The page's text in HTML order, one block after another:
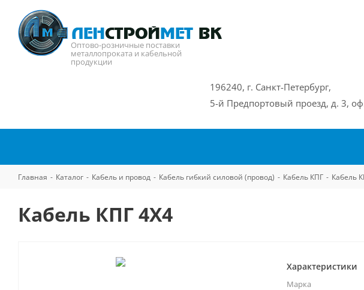
Оптово-розничные поставки
металлопроката и кабельной
продукции
196240, г. Санкт-Петербург,
5-й Предпортовый проезд, д. 3,
Главная - Каталог - Кабель и провод - Кабель гибкий силовой (провод) - Кабель КПГ - Кабель
Кабель КПГ 4Х4
Характеристики
Марка